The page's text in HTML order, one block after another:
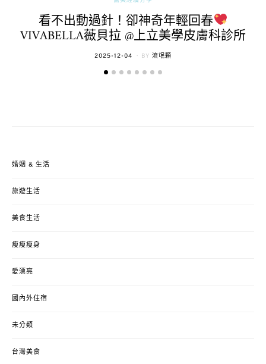
看不出動過針！卻神奇年輕回春
VIVABELLA薇貝拉 @上立美學皮膚科診所
POSTED
2025-12-04 BY 流氓顆
婚姻 & 生活
旅遊生活
美食生活
瘦瘦瘦身
愛漂亮
國內外住宿
未分類
台灣美食